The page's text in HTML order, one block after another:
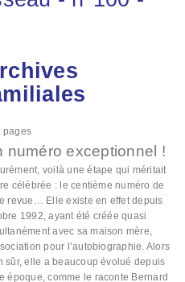
pages
numéro exceptionnel !
voilà une étape qui méritait
célébrée : le centième numéro de
revue… Elle existe en effet depuis
1992, ayant été créée quasi
avec sa maison mère,
pour l’autobiographie. Alors
sûr, elle a beaucoup évolué depuis
époque, comme le raconte Bernard